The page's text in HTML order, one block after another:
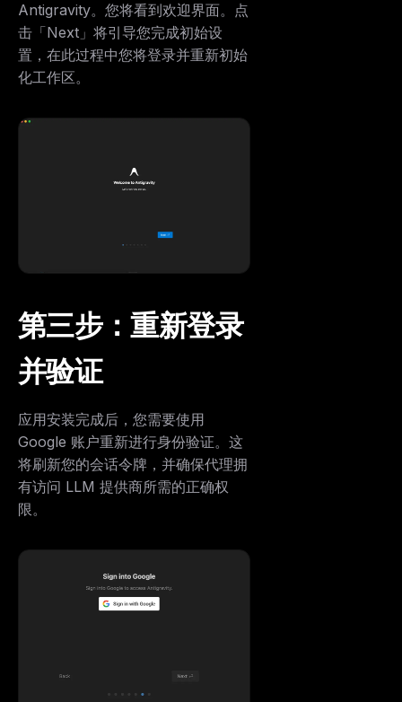
Antigravity。您将看到欢迎界面。点
击「Next」将引导您完成初始设
置，在此过程中您将登录并重新初始
化工作区。
第三步：重新登录
并验证
应用安装完成后，您需要使用
Google 账户重新进行身份验证。这
将刷新您的会话令牌，并确保代理拥
有访问 LLM 提供商所需的正确权
限。